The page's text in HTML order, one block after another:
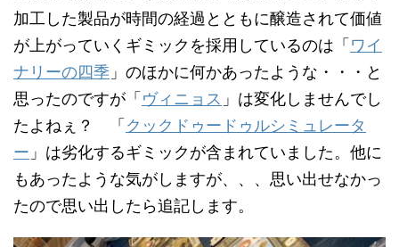
加工した製品が時間の経過とともに醸造されて価値
が上がっていくギミックを採用しているのは「ワイ
ナリーの四季 」のほかに何かあったような・・・と
思ったのですが「ヴィニョス 」は変化しませんでし
たよねぇ？ 「クックドゥードゥルシミュレータ
ー 」は劣化するギミックが含まれていました。他に
もあったような気がしますが、、、思い出せなかっ
たので思い出したら追記します。